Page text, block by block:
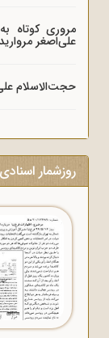
مروری کوتاه
علی‌اصغر
حجت‌الاسلام
روزشمار اسنادی